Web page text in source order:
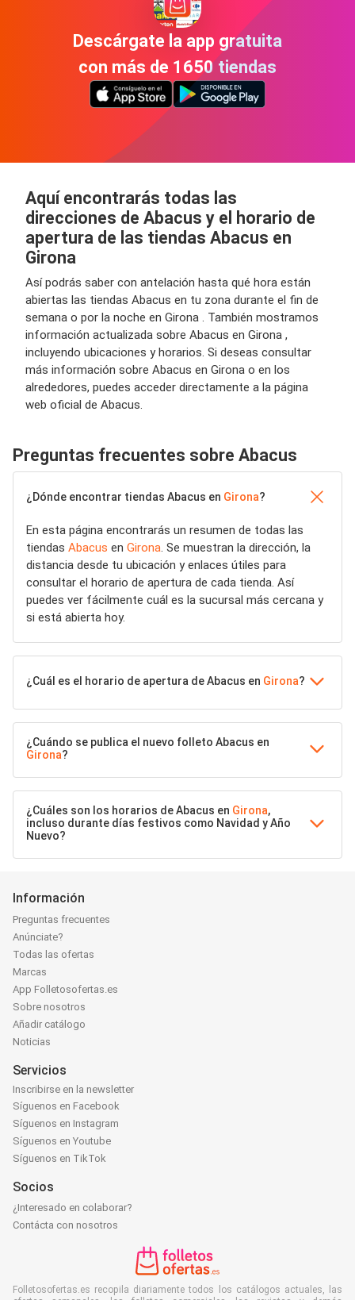
Descárgate la app gratuita
con más de 1650 tiendas
Aquí encontrarás todas las
direcciones de Abacus y el horario de
apertura de las tiendas Abacus en
Girona
Así podrás saber con antelación hasta qué hora están
abiertas las tiendas Abacus en tu zona durante el fin de
semana o por la noche en Girona . También mostramos
información actualizada sobre Abacus en Girona ,
incluyendo ubicaciones y horarios. Si deseas consultar
más información sobre Abacus en Girona o en los
alrededores, puedes acceder directamente a la página
web oficial de Abacus.
Preguntas frecuentes sobre Abacus
¿Dónde encontrar tiendas Abacus en Girona?
En esta página encontrarás un resumen de todas las
tiendas Abacus en Girona. Se muestran la dirección, la
distancia desde tu ubicación y enlaces útiles para
consultar el horario de apertura de cada tienda. Así
puedes ver fácilmente cuál es la sucursal más cercana y
si está abierta hoy.
¿Cuál es el horario de apertura de Abacus en Girona?
¿Cuándo se publica el nuevo folleto Abacus en
Girona?
¿Cuáles son los horarios de Abacus en Girona,
incluso durante días festivos como Navidad y Año
Nuevo?
Información
Preguntas frecuentes
Anúnciate?
Todas las ofertas
Marcas
App Folletosofertas.es
Sobre nosotros
Añadir catálogo
Noticias
Servicios
Inscribirse en la newsletter
Síguenos en Facebook
Síguenos en Instagram
Síguenos en Youtube
Síguenos en TikTok
Socios
¿Interesado en colaborar?
Contácta con nosotros
Folletosofertas.es recopila diariamente todos los catálogos actuales, las